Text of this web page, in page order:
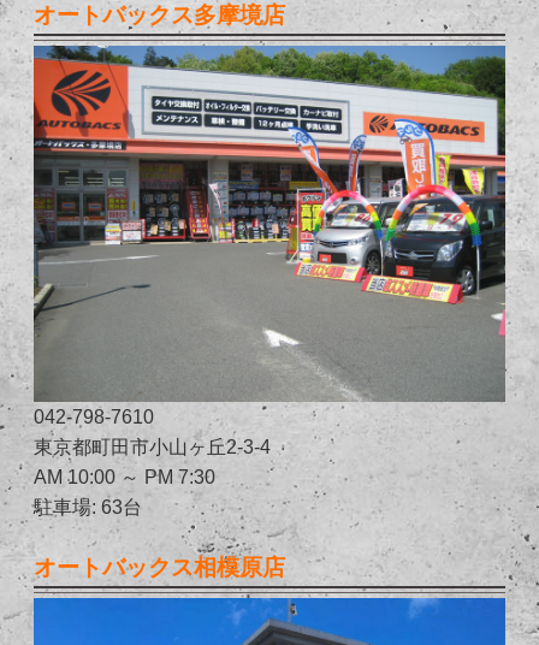
オートバックス多摩境店
042-798-7610
東京都町田市小山ヶ丘2-3-4
AM 10:00 ～ PM 7:30
駐車場: 63台
オートバックス相模原店